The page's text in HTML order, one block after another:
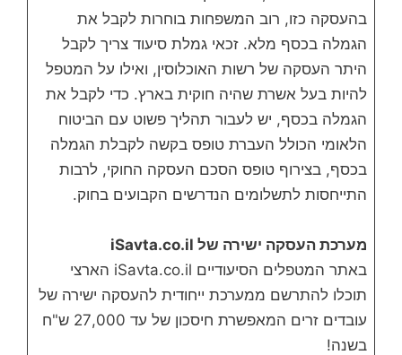
בהעסקה כזו, רוב המשפחות בוחרות לקבל את
הגמלה בכסף מלא. זכאי גמלת סיעוד צריך לקבל
היתר העסקה של רשות האוכלוסין, ואילו על המטפל
להיות בעל אשרת שהיה חוקית בארץ. כדי לקבל את
הגמלה בכסף, יש לעבור תהליך פשוט עם הביטוח
הלאומי הכולל העברת טופס בקשה לקבלת הגמלה
בכסף, בצירוף טופס הסכם העסקה החוקי, לרבות
התייחסות לתשלומים הנדרשים הקבועים בחוק.
מערכת העסקה ישירה של iSavta.co.il
באתר המטפלים הסיעודיים iSavta.co.il הארצי
תוכלו להתרשם ממערכת ייחודית להעסקה ישירה של
עובדים זרים המאפשרת חיסכון של עד 27,000 ש"ח
בשנה!